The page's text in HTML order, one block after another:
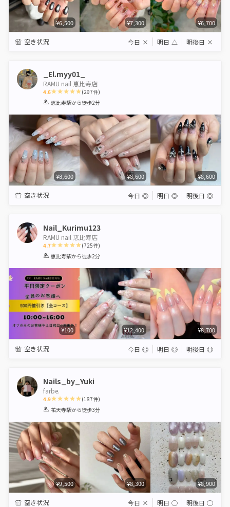
¥6,500 ¥7,300 ¥6,700
空き状況 今日 × 明日 △ 明後日 ×
_El.myy01_
RAMU nail 恵比寿店
4.6
1 2 3 4 5
(297件)
恵比寿駅から徒歩2分
¥8,600 ¥8,600 ¥8,600
空き状況 今日 ◎ 明日 ◎ 明後日 ◎
Nail_Kurimu123
RAMU nail 恵比寿店
4.7
1 2 3 4 5
(725件)
恵比寿駅から徒歩2分
¥100 ¥12,400 ¥8,700
空き状況 今日 ◎ 明日 ◎ 明後日 ◎
Nails_by_Yuki
farbe.
4.9
1 2 3 4 5
(187件)
祐天寺駅から徒歩3分
¥9,500 ¥8,300 ¥8,900
空き状況 今日 × 明日 ◯ 明後日 ◯